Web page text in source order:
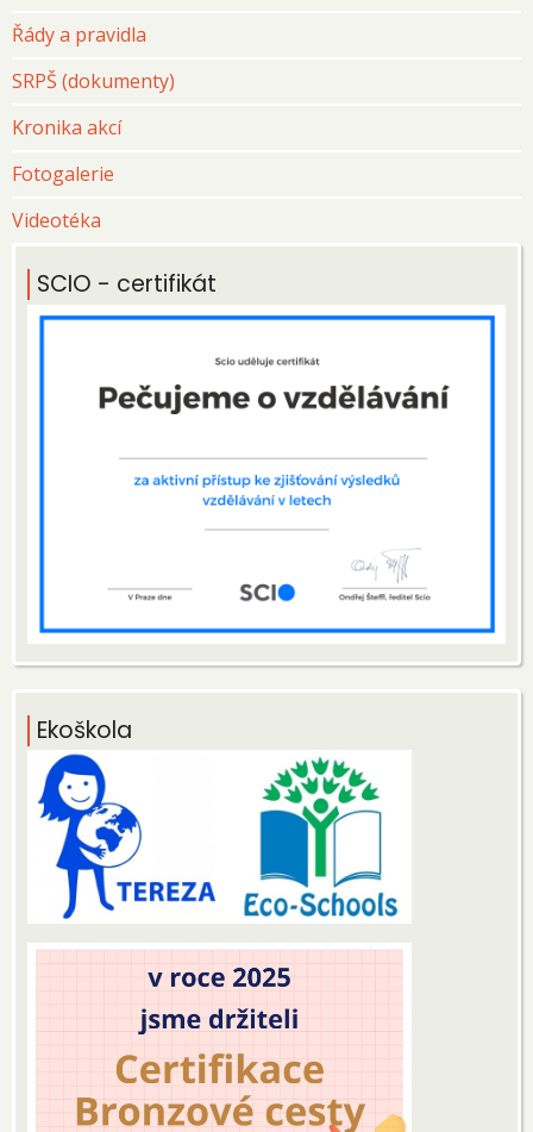
Řády a pravidla
SRPŠ (dokumenty)
Kronika akcí
Fotogalerie
Videotéka
SCIO - certifikát
Ekoškola